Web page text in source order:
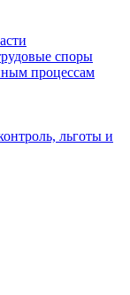
споры
процессам
льготы и